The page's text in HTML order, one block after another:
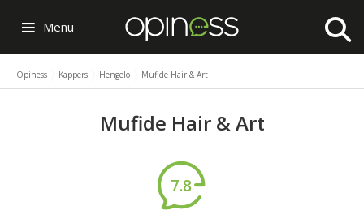
Menu
Opiness Kappers Hengelo Mufide Hair & Art
Mufide Hair & Art
7.8